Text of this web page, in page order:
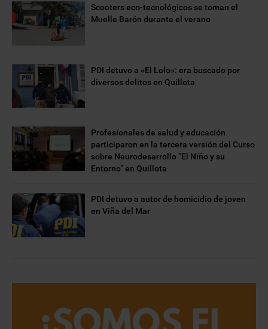
Scooters eco-tecnológicos se toman el
Muelle Barón durante el verano
PDI detuvo a «El Lolo»: era buscado por
diversos delitos en Quillota
Profesionales de salud y educación
participaron en la tercera versión del Curso
sobre Neurodesarrollo “El Niño y su
Entorno” en Quillota
PDI detuvo a autor de homicidio de joven
en Viña del Mar